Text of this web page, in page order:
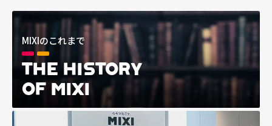
MIXIのこれまで
THE HISTORY
OF MIXI